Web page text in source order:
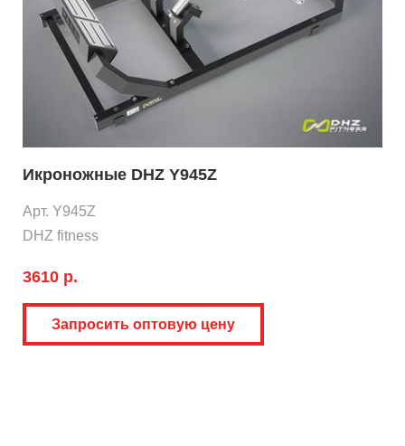
Икроножные DHZ Y945Z
Арт. Y945Z
DHZ fitness
3610 р.
Запросить оптовую цену